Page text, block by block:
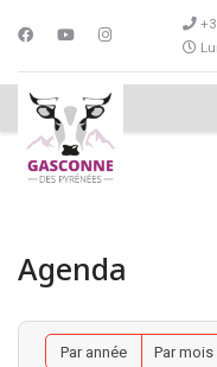
Agenda
Par année Par mois